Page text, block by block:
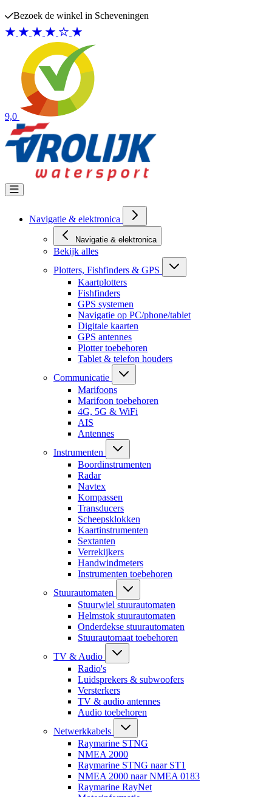
Bezoek de winkel in Scheveningen
9,0
Navigatie & elektronica
Navigatie & elektronica
Bekijk alles
Plotters, Fishfinders & GPS
Kaartplotters
Fishfinders
GPS systemen
Navigatie op PC/phone/tablet
Digitale kaarten
GPS antennes
Plotter toebehoren
Tablet & telefon houders
Communicatie
Marifoons
Marifoon toebehoren
4G, 5G & WiFi
AIS
Antennes
Instrumenten
Boordinstrumenten
Radar
Navtex
Kompassen
Transducers
Scheepsklokken
Kaartinstrumenten
Sextanten
Verrekijkers
Handwindmeters
Instrumenten toebehoren
Stuurautomaten
Stuurwiel stuurautomaten
Helmstok stuurautomaten
Onderdekse stuurautomaten
Stuurautomaat toebehoren
TV & Audio
Radio's
Luidsprekers & subwoofers
Versterkers
TV & audio antennes
Audio toebehoren
Netwerkkabels
Raymarine STNG
NMEA 2000
Raymarine STNG naar ST1
NMEA 2000 naar NMEA 0183
Raymarine RayNet